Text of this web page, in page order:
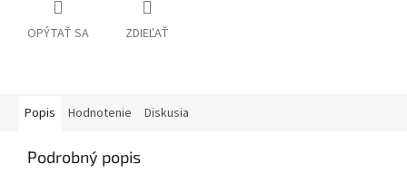
OPÝTAŤ SA ZDIEĽAŤ
Popis Hodnotenie Diskusia
Podrobný popis